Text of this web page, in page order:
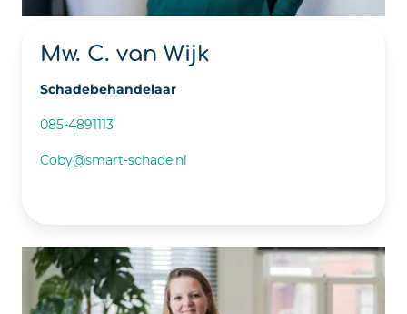
Mw. C. van Wijk
Schadebehandelaar
085-4891113
Coby@smart-schade.nl